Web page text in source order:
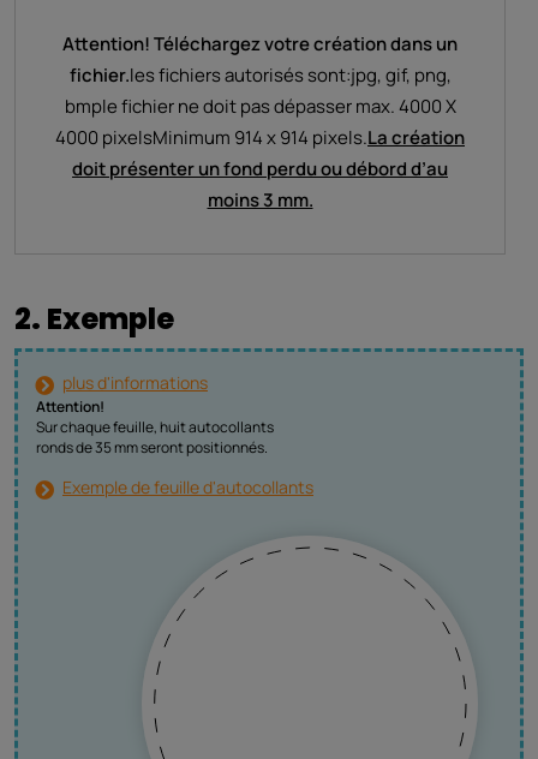
Attention! Téléchargez votre création dans un
fichier.les fichiers autorisés sont:jpg, gif, png,
bmple fichier ne doit pas dépasser max. 4000 X
4000 pixelsMinimum 914 x 914 pixels.La création
doit présenter un fond perdu ou débord d’au
moins 3 mm.
2. Exemple
Attention!
Sur chaque feuille, huit autocollants
ronds de 35 mm seront positionnés.
Exemple de feuille d'autocollants
plus d'informations